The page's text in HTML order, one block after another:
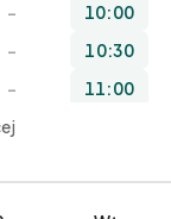
–
–
–
–
10:00
10:30
11:00